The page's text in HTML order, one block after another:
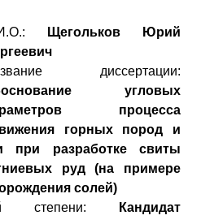
Щегольков Юрий
диссертации:
угловых
процесса
горных пород и
при разработке свиты
руд (на примере
солей)
степени: Кандидат